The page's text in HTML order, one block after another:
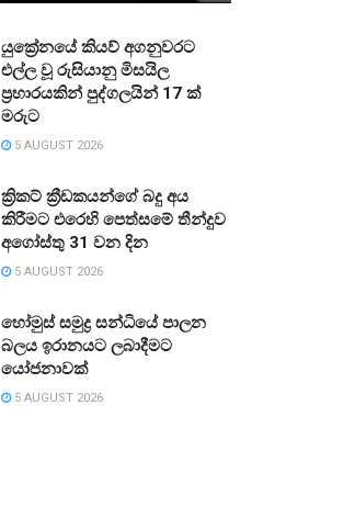
යුක්‍රේනයේ කියව් අගනුවරට
එල්ල වූ රුසියානු මිසයිල
ප්‍රහාරයකින් පුද්ගලයින් 17 ක්
මරුට
5 AUGUST 2026
ක්‍රිකට් ක්‍රීඩකයන්ගේ බදු අය
කිරීමට එරෙහි පෙත්සමේ තීන්දුව
අගෝස්තු 31 වන දින
5 AUGUST 2026
හෝමුස් සමුද්‍ර සන්ධියේ පාලන
බලය ඉරානයට ලබාදීමට
යෝජනාවක්
5 AUGUST 2026